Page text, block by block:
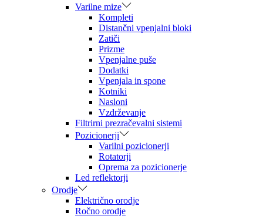
Varilne mize
Kompleti
Distančni vpenjalni bloki
Zatiči
Prizme
Vpenjalne puše
Dodatki
Vpenjala in spone
Kotniki
Nasloni
Vzdrževanje
Filtrirni prezračevalni sistemi
Pozicionerji
Varilni pozicionerji
Rotatorji
Oprema za pozicionerje
Led reflektorji
Orodje
Električno orodje
Ročno orodje